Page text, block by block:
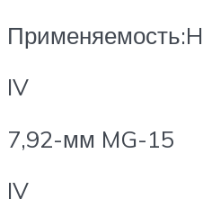
IV
7,92-мм MG-15
IV